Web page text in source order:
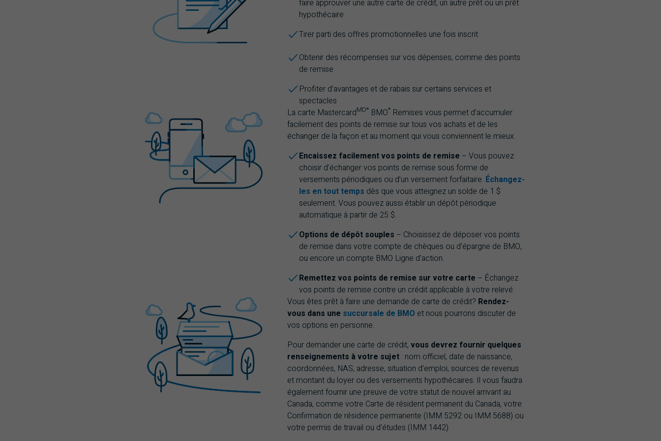
faire approuver une autre carte de crédit, un autre prêt ou un prêt
hypothécaire
Tirer parti des offres promotionnelles une fois inscrit
Obtenir des récompenses sur vos dépenses, comme des points
de remise
Profiter d’avantages et de rabais sur certains services et
spectacles
La carte MastercardMD
marque de dépôt
*
étoile
BMO*
étoile
Remises vous permet d’accumuler
facilement des points de remise sur tous vos achats et de les
échanger de la façon et au moment qui vous conviennent le mieux.
Encaissez facilement vos points de remise – Vous pouvez
choisir d’échanger vos points de remise sous forme de
versements périodiques ou d’un versement forfaitaire. Échangez-
les en tout temps dès que vous atteignez un solde de 1 $
seulement. Vous pouvez aussi établir un dépôt périodique
automatique à partir de 25 $.
Options de dépôt souples – Choisissez de déposer vos points
de remise dans votre compte de chèques ou d’épargne de BMO,
ou encore un compte BMO Ligne d’action.
Remettez vos points de remise sur votre carte – Échangez
vos points de remise contre un crédit applicable à votre relevé.
Vous êtes prêt à faire une demande de carte de crédit? Rendez-
vous dans une succursale de BMO et nous pourrons discuter de
vos options en personne.
Pour demander une carte de crédit, vous devrez fournir quelques
renseignements à votre sujet : nom officiel, date de naissance,
coordonnées, NAS, adresse, situation d’emploi, sources de revenus
et montant du loyer ou des versements hypothécaires. Il vous faudra
également fournir une preuve de votre statut de nouvel arrivant au
Canada, comme votre Carte de résident permanent du Canada, votre
Confirmation de résidence permanente (IMM 5292 ou IMM 5688) ou
votre permis de travail ou d’études (IMM 1442).